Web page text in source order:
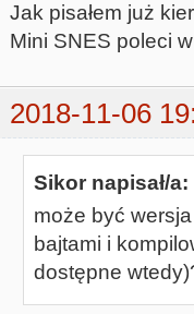
Jak pisałem już
Mini SNES poleci
2018-11-06
Sikor napisał/a:
może być
bajtami i
dostępne